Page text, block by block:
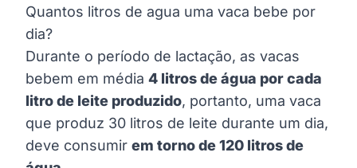
Quantos litros de agua uma vaca bebe por
dia?
Durante o período de lactação, as vacas
bebem em média 4 litros de água por cada
litro de leite produzido, portanto, uma vaca
que produz 30 litros de leite durante um dia,
deve consumir em torno de 120 litros de